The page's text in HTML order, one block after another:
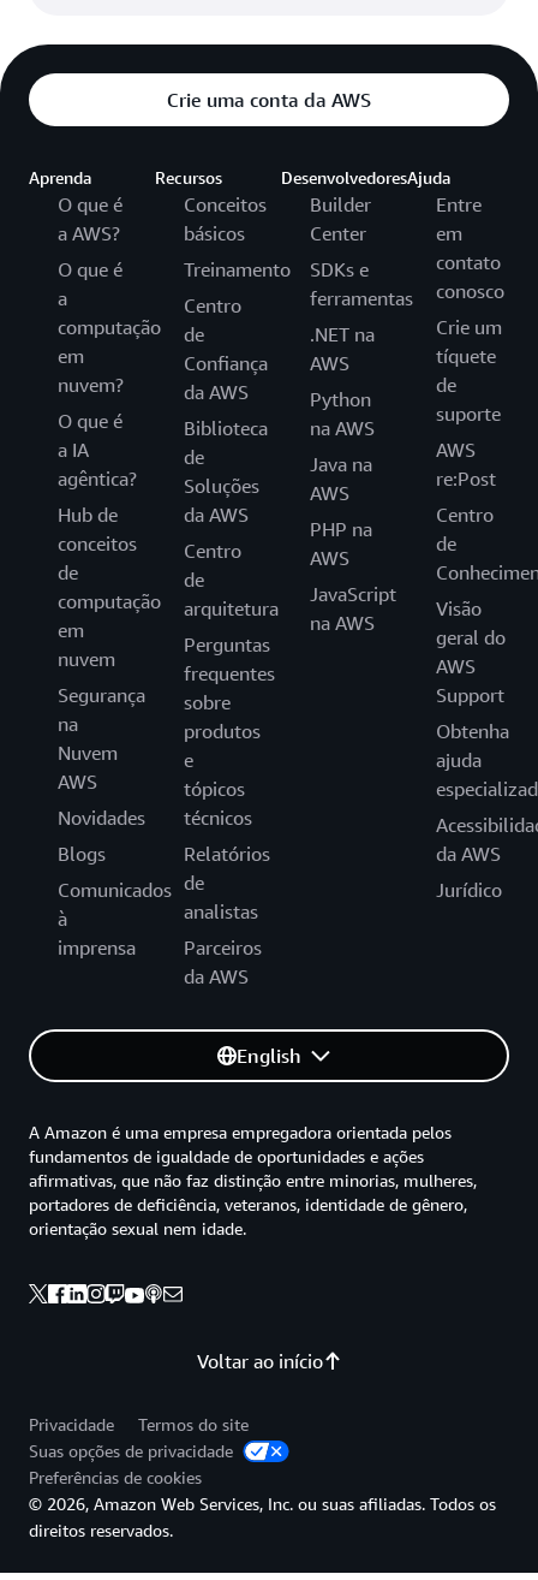
Crie uma conta da AWS
Aprenda
O que é
a AWS?
O que é
a
computação
em
nuvem?
O que é
a IA
agêntica?
Hub de
conceitos
de
computação
em
nuvem
Segurança
na
Nuvem
AWS
Novidades
Blogs
Comunicados
à
imprensa
Recursos
Conceitos
básicos
Treinamento
Centro
de
Confiança
da AWS
Biblioteca
de
Soluções
da AWS
Centro
de
arquitetura
Perguntas
frequentes
sobre
produtos
e
tópicos
técnicos
Relatórios
de
analistas
Parceiros
da AWS
Desenvolvedores
Builder
Center
SDKs e
ferramentas
.NET na
AWS
Python
na AWS
Java na
AWS
PHP na
AWS
JavaScript
na AWS
Ajuda
Entre
em
contato
conosco
Crie um
tíquete
de
suporte
AWS
re:Post
Centro
de
Visão
geral do
AWS
Support
Obtenha
ajuda
da AWS
Jurídico
English
Voltar ao início
A Amazon é uma empresa empregadora orientada pelos
fundamentos de igualdade de oportunidades e ações
afirmativas, que não faz distinção entre minorias, mulheres,
portadores de deficiência, veteranos, identidade de gênero,
orientação sexual nem idade.
Privacidade
Termos do site
Suas opções de privacidade
Preferências de cookies
© 2026, Amazon Web Services, Inc. ou suas afiliadas. Todos os
direitos reservados.